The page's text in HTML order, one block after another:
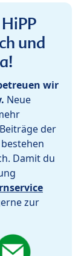
und
wir
Neue
der
Damit du
zur